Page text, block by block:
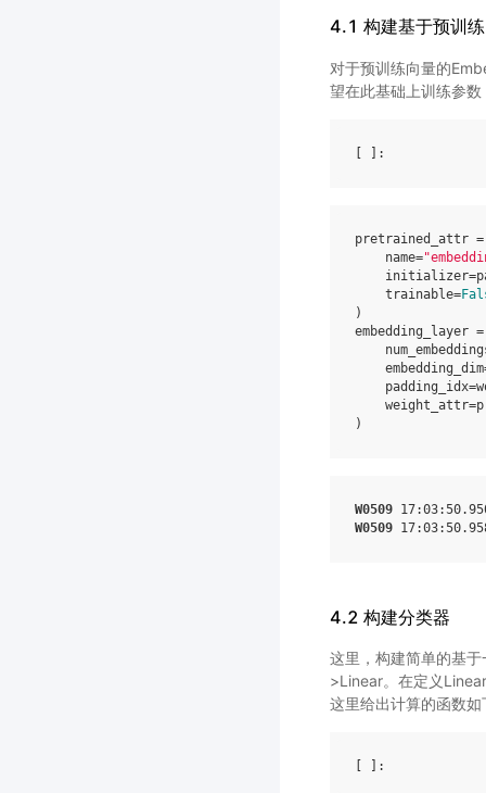
4.1 构建基于预训
对于预训练向量的
望在此基础上训练参
[ ]
pretrained_attr =
name=
initializer=
trainable=
)
embedding_layer =
embedding_dim
padding_idx=
weight_attr=
)
W0509 17:03
W0509 17:03
4.2 构建分类器
这里，构建简单的基
>Linear。在定义
这里给出计算的函数如
[ ]